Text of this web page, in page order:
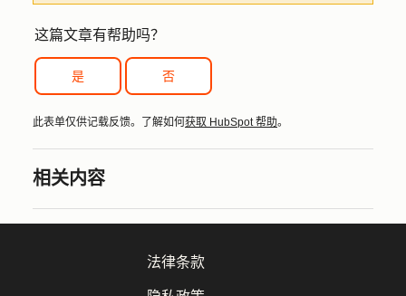
这篇文章有帮助吗？
是 否
此表单仅供记载反馈。了解如何 获取 HubSpot 帮助。
相关内容
法律条款